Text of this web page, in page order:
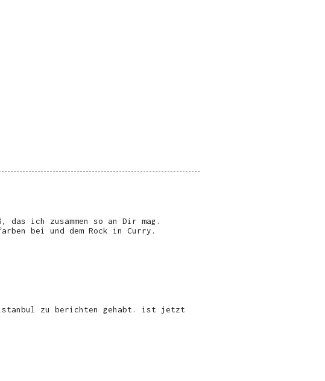
das ich zusammen so an Dir mag.
bei und dem Rock in Curry.
zu berichten gehabt. ist jetzt